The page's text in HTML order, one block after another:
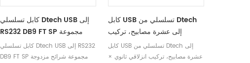
كابل تسلسلي Dtech USB إلى
RS232 DB9 FT SP مجموعة
شرائح مزدوجة
كابل تسلسلي Dtech USB إلى RS232
DB9 FT SP مجموعة شرائح مزدوجة
كابل USB تسلسلي من Dtech
إلى عشرة مصابيح، تركيب
انزلاقي ثانٍ، تشخيص عشرة
مصابيح، ثنائي النواة بريطاني
كابل USB تسلسلي من Dtech إلى
عشرة مصابيح، تركيب انزلاقي ثانوي ×